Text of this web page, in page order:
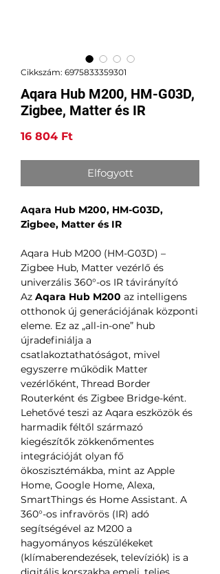
Cikkszám: 6975833359301
Aqara Hub M200, HM-G03D,
Zigbee, Matter és IR
16 804 FtÁr
Elfogyott
Aqara Hub M200, HM-G03D,
Zigbee, Matter és IR
Aqara Hub M200 (HM-G03D) –
Zigbee Hub, Matter vezérlő és
univerzális 360°-os IR távirányító
Az Aqara Hub M200 az intelligens
otthonok új generációjának központi
eleme. Ez az „all-in-one” hub
újradefiniálja a
csatlakoztathatóságot, mivel
egyszerre működik Matter
vezérlőként, Thread Border
Routerként és Zigbee Bridge-ként.
Lehetővé teszi az Aqara eszközök és
harmadik féltől származó
kiegészítők zökkenőmentes
integrációját olyan fő
ökoszisztémákba, mint az Apple
Home, Google Home, Alexa,
SmartThings és Home Assistant. A
360°-os infravörös (IR) adó
segítségével az M200 a
hagyományos készülékeket
(klímaberendezések, televíziók) is a